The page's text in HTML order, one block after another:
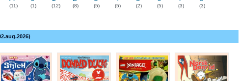
(11) (1) (12) (8) (5) (5) (2) (5) (3) (3)